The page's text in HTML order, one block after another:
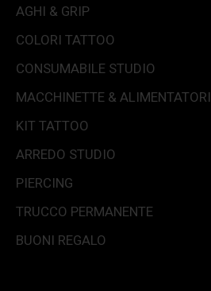
AGHI & GRIP
COLORI TATTOO
CONSUMABILE STUDIO
MACCHINETTE & ALIMENTATORI
KIT TATTOO
ARREDO STUDIO
PIERCING
TRUCCO PERMANENTE
BUONI REGALO